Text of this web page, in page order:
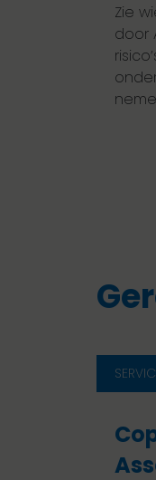
Zie
door